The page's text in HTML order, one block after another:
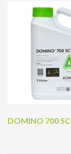
DOMINO 700 SC